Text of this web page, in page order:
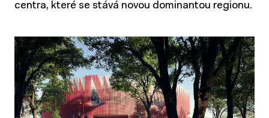
centra, které se stává novou dominantou regionu.